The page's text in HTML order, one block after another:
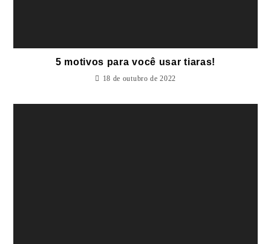
5 motivos para você usar tiaras!
18 de outubro de 2022